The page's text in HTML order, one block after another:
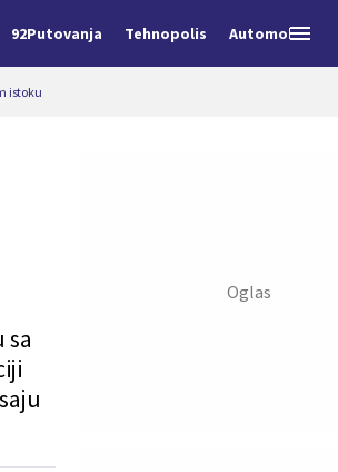
92Putovanja Tehnopolis Automobili
istoku
sa